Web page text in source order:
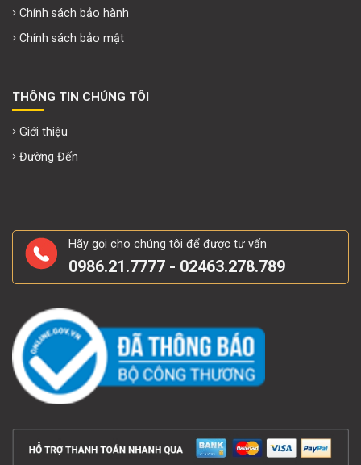
Chính sách bảo hành
Chính sách bảo mật
THÔNG TIN CHÚNG TÔI
Giới thiệu
Đường Đến
Hãy gọi cho chúng tôi để được tư vấn
0986.21.7777 - 02463.278.789